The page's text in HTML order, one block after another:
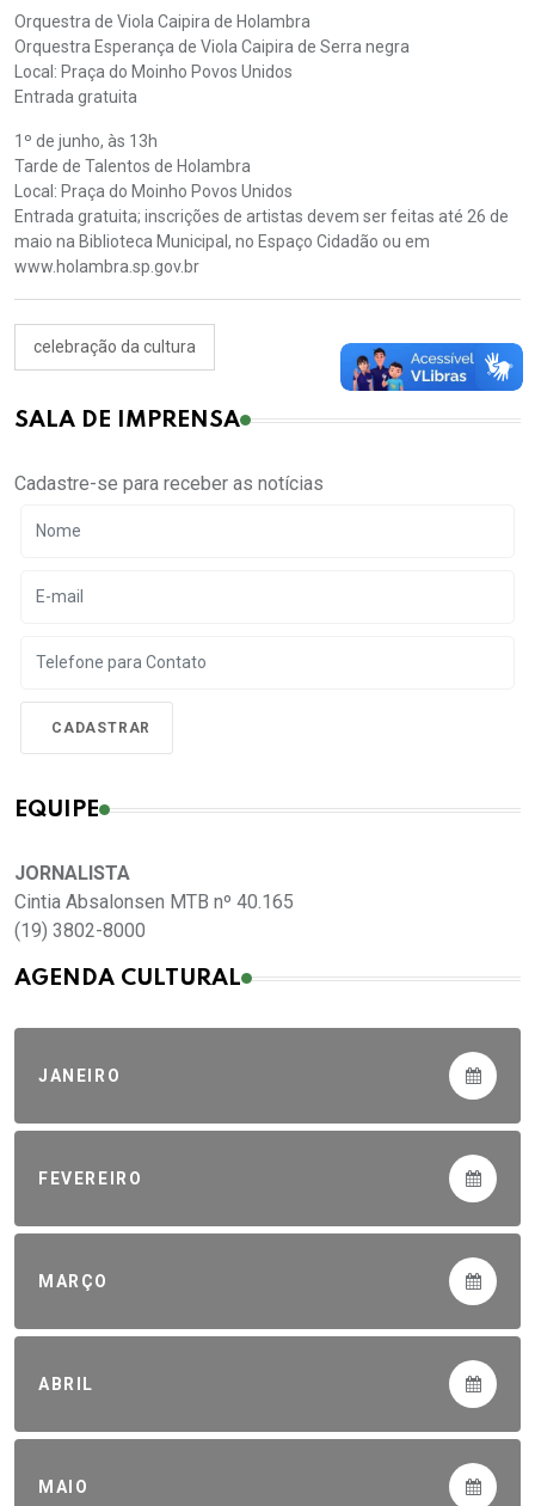
Orquestra de Viola Caipira de Holambra
Orquestra Esperança de Viola Caipira de Serra negra
Local: Praça do Moinho Povos Unidos
Entrada gratuita
1º de junho, às 13h
Tarde de Talentos de Holambra
Local: Praça do Moinho Povos Unidos
Entrada gratuita; inscrições de artistas devem ser feitas até 26 de
maio na Biblioteca Municipal, no Espaço Cidadão ou em
www.holambra.sp.gov.br
celebração da cultura
SALA DE IMPRENSA
Cadastre-se para receber as notícias
EQUIPE
JORNALISTA
Cintia Absalonsen MTB nº 40.165
(19) 3802-8000
AGENDA CULTURAL
JANEIRO
FEVEREIRO
MARÇO
ABRIL
MAIO